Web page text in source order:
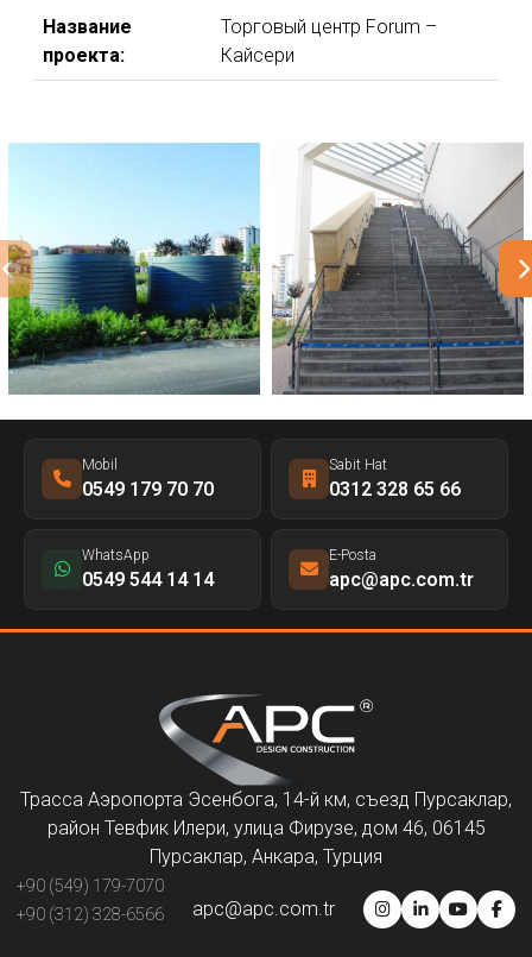
Название
проекта:
Торговый центр Forum –
Кайсери
Mobil
0549 179 70 70
Sabit Hat
0312 328 65 66
WhatsApp
0549 544 14 14
E-Posta
apc@apc.com.tr
Трасса Аэропорта Эсенбога, 14-й км, съезд Пурсаклар,
район Тевфик Илери, улица Фирузе, дом 46, 06145
Пурсаклар, Анкара, Турция
+90 (549) 179-7070
+90 (312) 328-6566
apc@apc.com.tr